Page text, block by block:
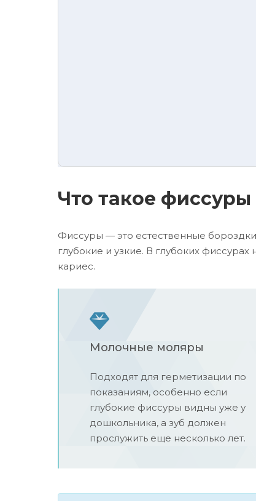
Что такое
Фиссуры — это естественные
глубокие и узкие. В глубоких
кариес.
Молочные моляры
Подходят для герметизации по
показаниям, особенно если
глубокие фиссуры видны уже у
дошкольника, а зуб должен
прослужить еще несколько лет.